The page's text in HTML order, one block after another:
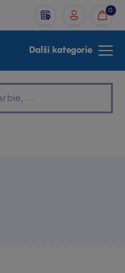
0
Další kategorie